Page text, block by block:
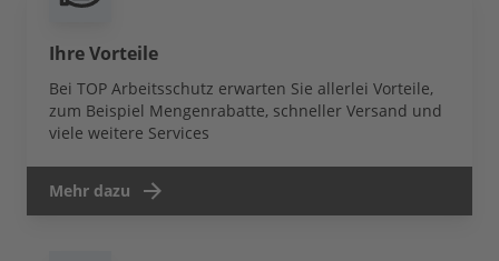
Ihre Vorteile
Bei TOP Arbeitsschutz erwarten Sie allerlei Vorteile,
zum Beispiel Mengenrabatte, schneller Versand und
viele weitere Services
Mehr dazu